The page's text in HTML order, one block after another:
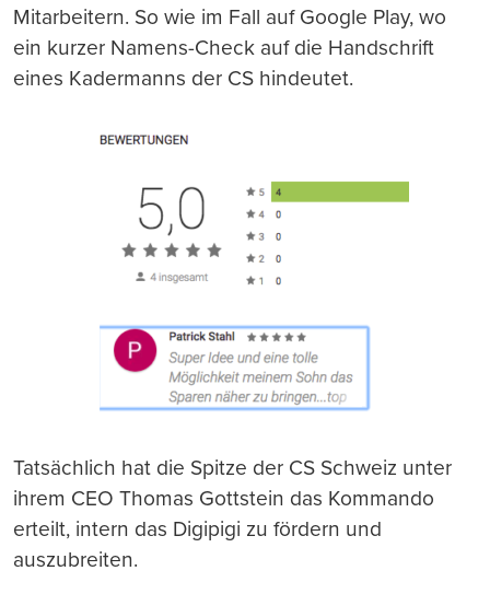
Mitarbeitern. So wie im Fall auf Google Play, wo
ein kurzer Namens-Check auf die Handschrift
eines Kadermanns der CS hindeutet.
Tatsächlich hat die Spitze der CS Schweiz unter
ihrem CEO Thomas Gottstein das Kommando
erteilt, intern das Digipigi zu fördern und
auszubreiten.